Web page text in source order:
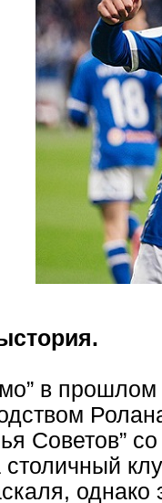
в
Советов”
столичный